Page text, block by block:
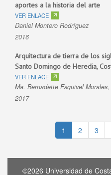
aportes a la historia del arte
VER ENLACE
Daniel Montero Rodríguez
2016
Arquitectura de tierra de los
Santo Domingo de Heredia,
VER ENLACE
Ma. Bernadette Esquivel
2017
Página
actual
1 Página
2 3
©2026 Universidad de